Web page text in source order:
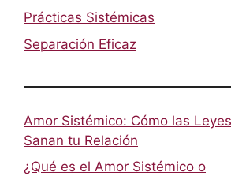
Prácticas Sistémicas
Separación Eficaz
Amor Sistémico: Cómo las
Sanan tu Relación
¿Qué es el Amor Sistémico o